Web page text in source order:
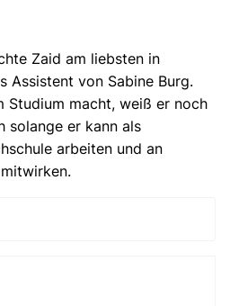
Zaid am liebsten in
Assistent von Sabine Burg.
Studium macht, weiß er noch
solange er kann als
arbeiten und an